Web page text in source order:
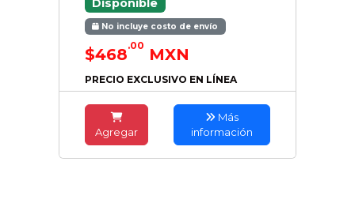
Disponible
No incluye costo de envío
$468.00 MXN
PRECIO EXCLUSIVO EN LÍNEA
Agregar
Más
información